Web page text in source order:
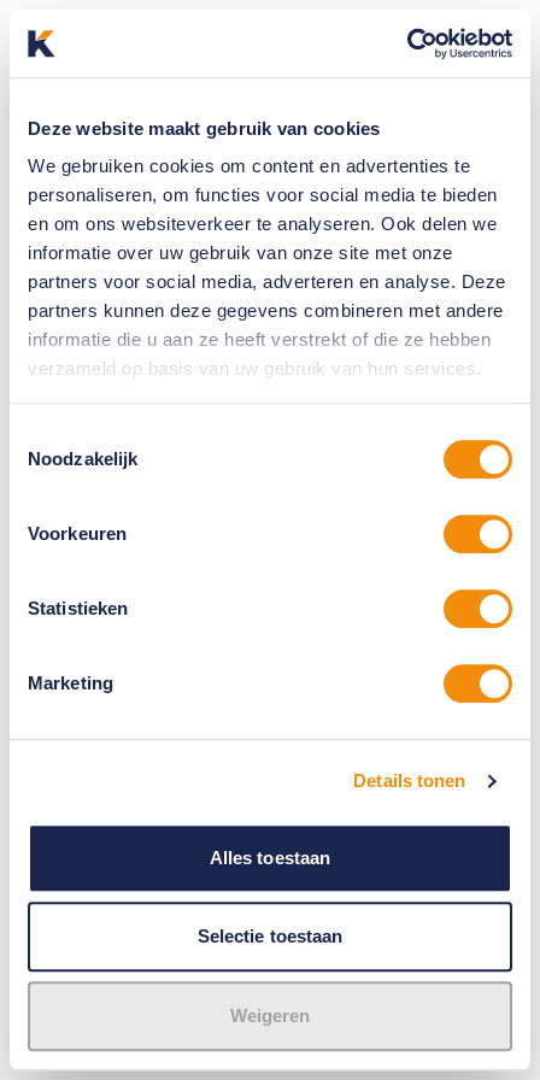
Deze website maakt gebruik van cookies
We gebruiken cookies om content en advertenties te
personaliseren, om functies voor social media te bieden
en om ons websiteverkeer te analyseren. Ook delen we
informatie over uw gebruik van onze site met onze
partners voor social media, adverteren en analyse. Deze
partners kunnen deze gegevens combineren met andere
informatie die u aan ze heeft verstrekt of die ze hebben
verzameld op basis van uw gebruik van hun services.
Noodzakelijk
Voorkeuren
Statistieken
Marketing
Details tonen
Alles toestaan
Selectie toestaan
Weigeren